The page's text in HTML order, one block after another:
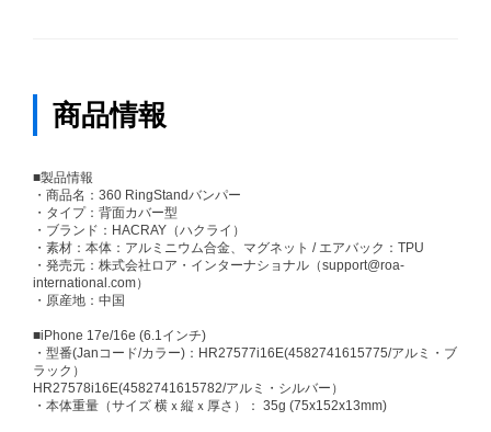
商品情報
■製品情報
・商品名：360 RingStandバンパー
・タイプ：背面カバー型
・ブランド：HACRAY（ハクライ）
・素材：本体：アルミニウム合金、マグネット / エアバック：TPU
・発売元：株式会社ロア・インターナショナル（support@roa-
international.com）
・原産地：中国
■iPhone 17e/16e (6.1インチ)
・型番(Janコード/カラー)：HR27577i16E(4582741615775/アルミ・ブ
ラック）
HR27578i16E(4582741615782/アルミ・シルバー）
・本体重量（サイズ 横ｘ縦ｘ厚さ）： 35g (75x152x13mm)